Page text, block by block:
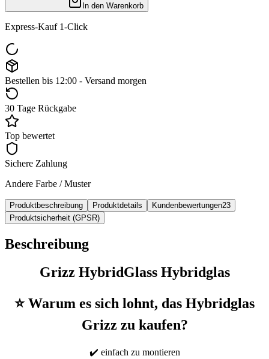
In den Warenkorb
Express-Kauf 1-Click
Bestellen bis 12:00 - Versand morgen
30 Tage Rückgabe
Top bewertet
Sichere Zahlung
Andere Farbe / Muster
Produktbeschreibung Produktdetails Kundenbewertungen23
Produktsicherheit (GPSR)
Beschreibung
Grizz HybridGlass Hybridglas
⭐ Warum es sich lohnt, das Hybridglas
Grizz zu kaufen?
✔️ einfach zu montieren